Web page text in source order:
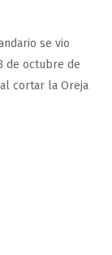
se vio
de octubre de
cortar la Oreja